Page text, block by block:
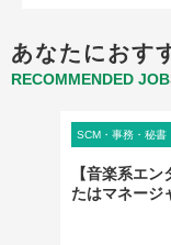
あなたにおす
RECOMMENDED
SCM・事務・秘書
【音楽系エ
たはマネージ